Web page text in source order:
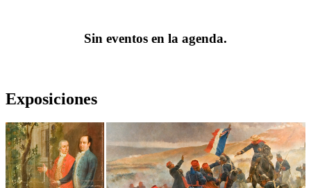
Sin eventos en la agenda.
Exposiciones